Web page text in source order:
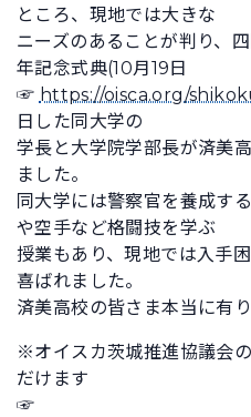
ところ、現地では大きな
ニーズのあることが判り、
年記念式典(10月19日
☞ https://oisca.org/
日した同大学の
学長と大学院学部長が済美
ました。
同大学には警察官を養成す
や空手など格闘技を学ぶ
授業もあり、現地では入手
喜ばれました。
済美高校の皆さま本当に有
※オイスカ茨城推進協議会
だけます
☞